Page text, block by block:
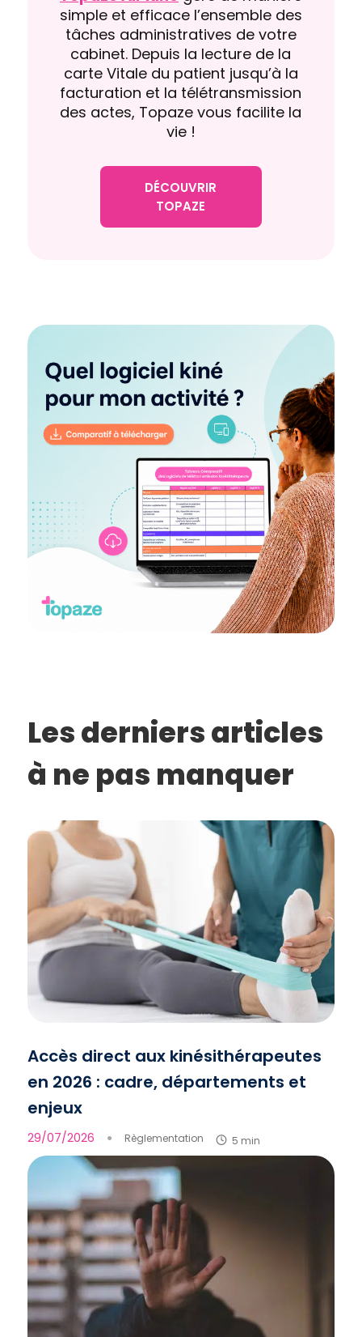
simple et efficace l’ensemble des
tâches administratives de votre
cabinet. Depuis la lecture de la
carte Vitale du patient jusqu’à la
facturation et la télétransmission
des actes, Topaze vous facilite la
vie !
DÉCOUVRIR
TOPAZE
Les derniers articles
à ne pas manquer
Accès direct aux kinésithérapeutes
en 2026 : cadre, départements et
enjeux
29/07/2026 ● Règlementation 5 min